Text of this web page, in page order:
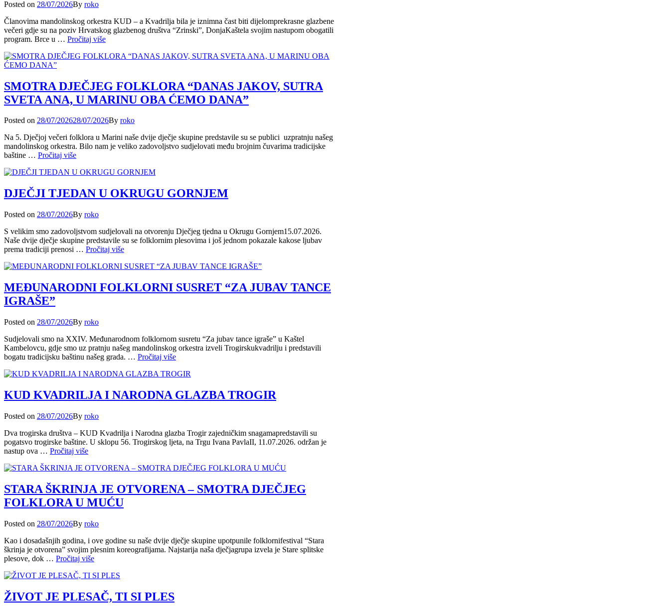
Posted on Posted
28/07/2026By roko
Članovima mandolinskog orkestra KUD – a Kvadrilja bila je iznimna čast biti dijelomprekrasne glazbene
večeri gdje su na poziv Hrvatskog glazbenog društva “Zrinski”, DonjaKaštela svojim nastupom obogatili
program. Brce u … Pročitaj višeGLAZBARSKA
U
SMOTRA DJEČJEG FOLKLORA “DANAS JAKOV, SUTRA
SVETA ANA, U MARINU OBA ĆEMO DANA”
Posted on Posted
28/07/202628/07/2026By roko
Na 5. Dječjoj večeri folklora u Marini naše dvije dječje skupine predstavile su se publici uzpratnju našeg
mandolinskog orkestra. Bilo nam je veliko zadovoljstvo sudjelovati među brojnim čuvarima tradicijske
baštine … Pročitaj višeSMOTRA
FOLKLORA
JAKOV,
SUTRA
ANA,
U
MARINU
OBA
ĆEMO
DANA”
DJEČJI TJEDAN U OKRUGU GORNJEM
Posted on Posted
28/07/2026By roko
S velikim smo zadovoljstvom sudjelovali na otvorenju Dječjeg tjedna u Okrugu Gornjem15.07.2026.
Naše dvije dječje skupine predstavile su se folklornim plesovima i još jednom pokazale kakose ljubav
prema tradiciji prenosi … Pročitaj višeDJEČJI
U
GORNJEM
MEĐUNARODNI FOLKLORNI SUSRET “ZA JUBAV TANCE
IGRAŠE”
Posted on Posted
28/07/2026By roko
Sudjelovali smo na XXIV. Međunarodnom folklornom susretu “Za jubav tance igraše” u Kaštel
Kambelovcu, gdje smo uz pratnju našeg mandolinskog orkestra izveli Trogirskukvadrilju i predstavili
bogatu tradicijsku baštinu našeg grada. … Pročitaj višeMEĐUNARODNI
SUSRET
JUBAV
TANCE
KUD KVADRILJA I NARODNA GLAZBA TROGIR
Posted on Posted
28/07/2026By roko
Dva trogirska društva – KUD Kvadrilja i Narodna glazba Trogir zajedničkim snagamapredstavili su
pogatsvo trogirske baštine. U sklopu 56. Trogirskog ljeta, na Trgu Ivana PavlaII, 11.07.2026. održan je
nastup ova … Pročitaj višeKUD
I
GLAZBA
TROGIR
STARA ŠKRINJA JE OTVORENA – SMOTRA DJEČJEG
FOLKLORA U MUĆU
Posted on Posted
28/07/2026By roko
Kao i dosadašnjih godina, i ove godine su naše dvije dječje skupine upotpunile folklornifestival “Stara
škrinja je otvorena” svojim plesnim koreografijama. Najstarija naša dječjagrupa izvela je Stare splitske
plesove, dok … Pročitaj višeSTARA
JE
–
SMOTRA
ŽIVOT JE PLESAČ, TI SI PLES